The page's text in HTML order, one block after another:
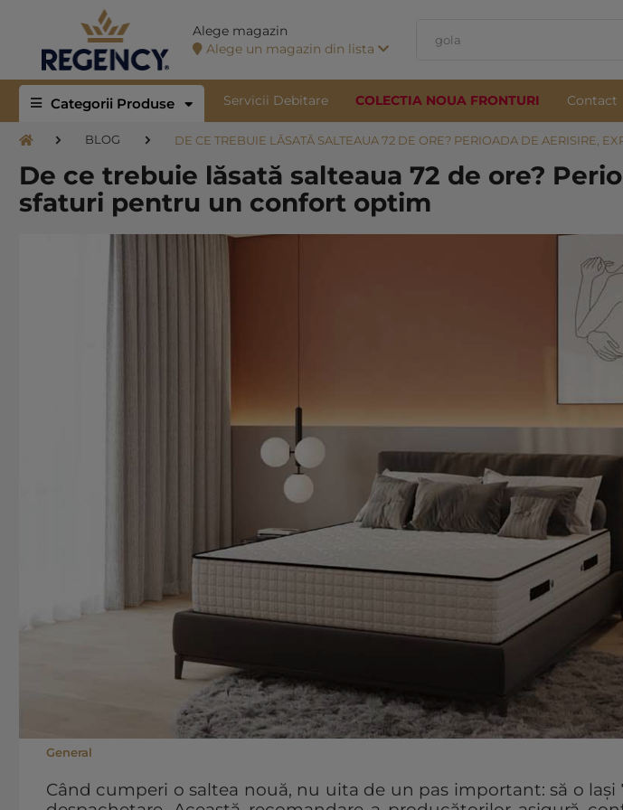
Alege magazin
Alege un magazin din lista
Categorii Produse Servicii Debitare COLECTIA NOUA FRONTURI Contact
BLOG DE CE TREBUIE LĂSATĂ SALTEAUA 72 DE ORE? PERIOADA DE AERISIRE,
De ce trebuie lăsată salteaua 72 de ore?
sfaturi pentru un confort optim
General
Când cumperi o saltea nouă, nu uita de un pas important: să o lași